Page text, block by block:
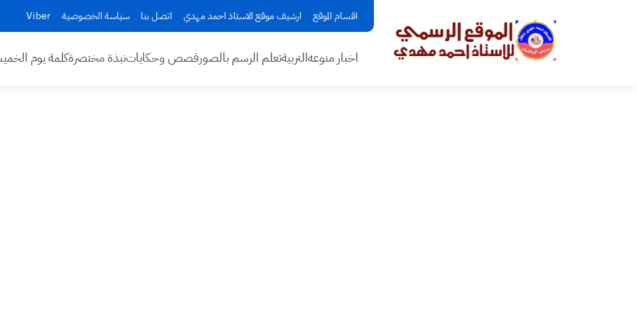
اقسام الموقع ارشيف موقع الاستاذ احمد مهدي اتصل بنا سياسة الخصوصية Viber
اخبار منوعهالتربيةتعلم الرسم بالصورقصص وحكاياتنبذة مختصرةكلمة يوم